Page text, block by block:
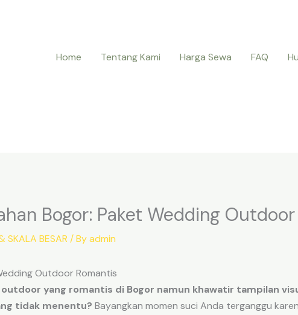
Home
Tentang Kami Harga Sewa FAQ
Bogor: Paket Wedding
SKALA BESAR / Byadmin
Outdoor Romantis
yang romantis di Bogor namun khawatir tampilan
tidak menentu? Bayangkan momen suci Anda terganggu